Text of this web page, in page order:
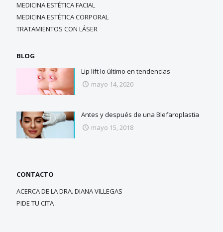
MEDICINA ESTÉTICA FACIAL
MEDICINA ESTÉTICA CORPORAL
TRATAMIENTOS CON LÁSER
BLOG
Lip lift lo último en tendencias
mayo 14, 2020
Antes y después de una Blefaroplastia
mayo 15, 2018
CONTACTO
ACERCA DE LA DRA. DIANA VILLEGAS
PIDE TU CITA